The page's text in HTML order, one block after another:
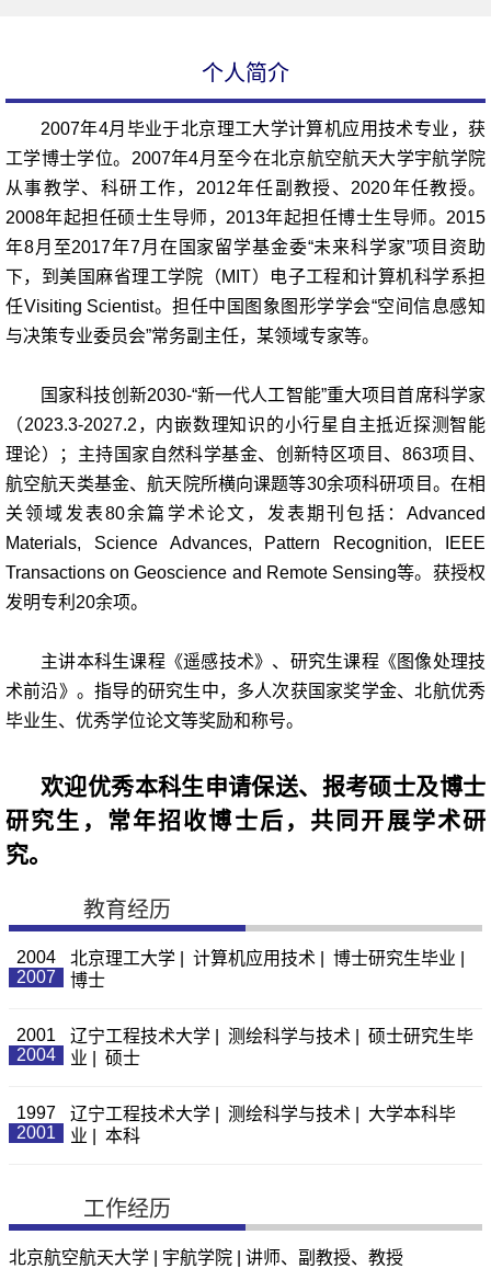
个人简介
2007年4月毕业于北京理工大学计算机应用技术专业，获
工学博士学位。2007年4月至今在北京航空航天大学宇航学院
从事教学、科研工作，2012年任副教授、2020年任教授。
2008年起担任硕士生导师，2013年起担任博士生导师。2015
年8月至2017年7月在国家留学基金委“未来科学家”项目资助
下，到美国麻省理工学院（MIT）电子工程和计算机科学系担
任Visiting Scientist。担任中国图象图形学学会“空间信息感知
与决策专业委员会”常务副主任，某领域专家等。
国家科技创新2030-“新一代人工智能”重大项目首席科学家
（2023.3-2027.2，内嵌数理知识的小行星自主抵近探测智能
理论）；主持国家自然科学基金、创新特区项目、863项目、
航空航天类基金、航天院所横向课题等30余项科研项目。在相
关领域发表80余篇学术论文，发表期刊包括：Advanced
Materials, Science Advances, Pattern Recognition, IEEE
Transactions on Geoscience and Remote Sensing等。获授权
发明专利20余项。
主讲本科生课程《遥感技术》、研究生课程《图像处理技
术前沿》。指导的研究生中，多人次获国家奖学金、北航优秀
毕业生、优秀学位论文等奖励和称号。
欢迎优秀本科生申请保送、报考硕士及博士
研究生，常年招收博士后，共同开展学术研
究。
教育经历
2004
2007
北京理工大学 | 计算机应用技术 | 博士研究生毕业 |
博士
2001
2004
辽宁工程技术大学 | 测绘科学与技术 | 硕士研究生毕
业 | 硕士
1997
2001
辽宁工程技术大学 | 测绘科学与技术 | 大学本科毕
业 | 本科
工作经历
北京航空航天大学 | 宇航学院 | 讲师、副教授、教授